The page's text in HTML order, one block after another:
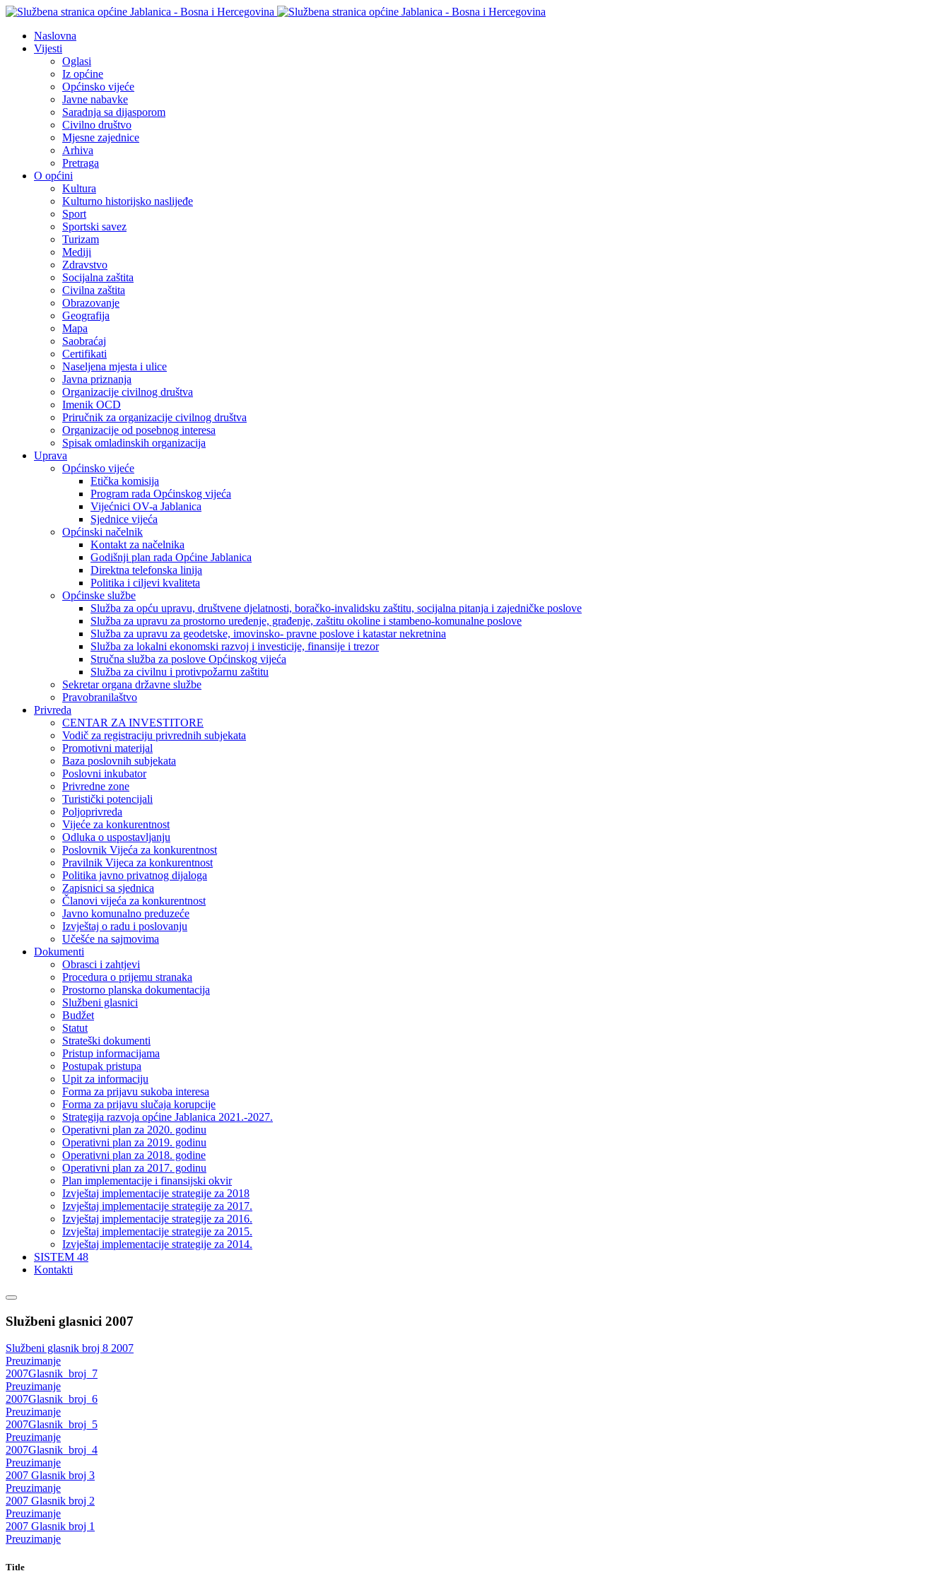
Naslovna
Vijesti
Oglasi
Iz općine
Općinsko vijeće
Javne nabavke
Saradnja sa dijasporom
Civilno društvo
Mjesne zajednice
Arhiva
Pretraga
O općini
Kultura
Kulturno historijsko naslijeđe
Sport
Sportski savez
Turizam
Mediji
Zdravstvo
Socijalna zaštita
Civilna zaštita
Obrazovanje
Geografija
Mapa
Saobraćaj
Certifikati
Naseljena mjesta i ulice
Javna priznanja
Organizacije civilnog društva
Imenik OCD
Priručnik za organizacije civilnog društva
Organizacije od posebnog interesa
Spisak omladinskih organizacija
Uprava
Općinsko vijeće
Etička komisija
Program rada Općinskog vijeća
Vijećnici OV-a Jablanica
Sjednice vijeća
Općinski načelnik
Kontakt za načelnika
Godišnji plan rada Općine Jablanica
Direktna telefonska linija
Politika i ciljevi kvaliteta
Općinske službe
Služba za opću upravu, društvene djelatnosti, boračko-invalidsku zaštitu, socijalna pitanja i zajedničke poslove
Služba za upravu za prostorno uređenje, građenje, zaštitu okoline i stambeno-komunalne poslove
Služba za upravu za geodetske, imovinsko- pravne poslove i katastar nekretnina
Služba za lokalni ekonomski razvoj i investicije, finansije i trezor
Stručna služba za poslove Općinskog vijeća
Služba za civilnu i protivpožarnu zaštitu
Sekretar organa državne službe
Pravobranilaštvo
Privreda
CENTAR ZA INVESTITORE
Vodič za registraciju privrednih subjekata
Promotivni materijal
Baza poslovnih subjekata
Poslovni inkubator
Privredne zone
Turistički potencijali
Poljoprivreda
Vijeće za konkurentnost
Odluka o uspostavljanju
Poslovnik Vijeća za konkurentnost
Pravilnik Vijeca za konkurentnost
Politika javno privatnog dijaloga
Zapisnici sa sjednica
Članovi vijeća za konkurentnost
Javno komunalno preduzeće
Izvještaj o radu i poslovanju
Učešće na sajmovima
Dokumenti
Obrasci i zahtjevi
Procedura o prijemu stranaka
Prostorno planska dokumentacija
Službeni glasnici
Budžet
Statut
Strateški dokumenti
Pristup informacijama
Postupak pristupa
Upit za informaciju
Forma za prijavu sukoba interesa
Forma za prijavu slučaja korupcije
Strategija razvoja općine Jablanica 2021.-2027.
Operativni plan za 2020. godinu
Operativni plan za 2019. godinu
Operativni plan za 2018. godine
Operativni plan za 2017. godinu
Plan implementacije i finansijski okvir
Izvještaj implementacije strategije za 2018
Izvještaj implementacije strategije za 2017.
Izvještaj implementacije strategije za 2016.
Izvještaj implementacije strategije za 2015.
Izvještaj implementacije strategije za 2014.
SISTEM 48
Kontakti
Službeni glasnici 2007
Službeni glasnik broj 8 2007
Preuzimanje
2007Glasnik_broj_7
Preuzimanje
2007Glasnik_broj_6
Preuzimanje
2007Glasnik_broj_5
Preuzimanje
2007Glasnik_broj_4
Preuzimanje
2007 Glasnik broj 3
Preuzimanje
2007 Glasnik broj 2
Preuzimanje
2007 Glasnik broj 1
Preuzimanje
Title